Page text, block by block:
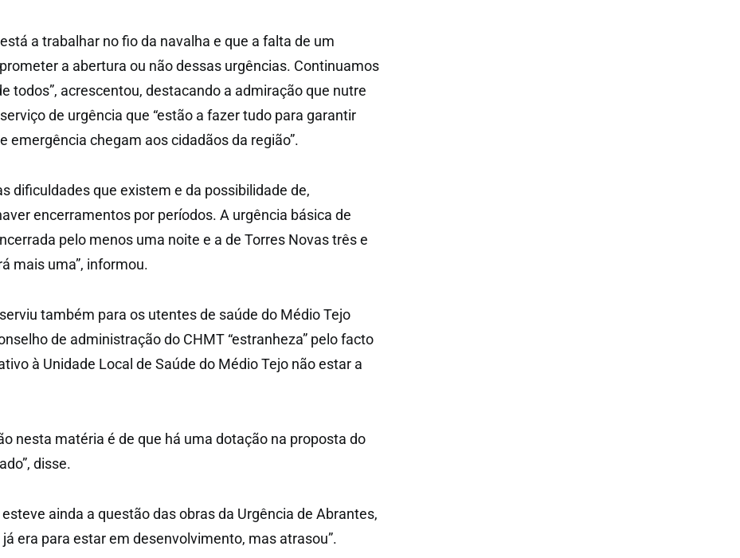
a trabalhar no fio da navalha e que a falta de um
a abertura ou não dessas urgências. Continuamos
todos”, acrescentou, destacando a admiração que nutre
de urgência que “estão a fazer tudo para garantir
emergência chegam aos cidadãos da região”.
dificuldades que existem e da possibilidade de,
encerramentos por períodos. A urgência básica de
pelo menos uma noite e a de Torres Novas três e
mais uma”, informou.
também para os utentes de saúde do Médio Tejo
de administração do CHMT “estranheza” pelo facto
à Unidade Local de Saúde do Médio Tejo não estar a
nesta matéria é de que há uma dotação na proposta do
disse.
ainda a questão das obras da Urgência de Abrantes,
já era para estar em desenvolvimento, mas atrasou”.